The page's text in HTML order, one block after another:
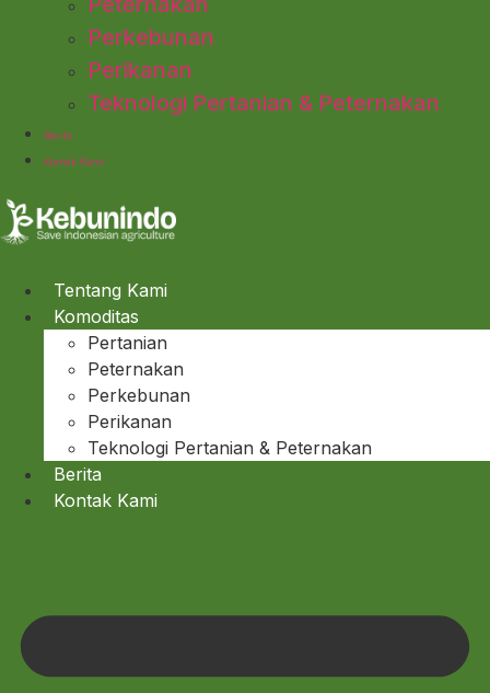
Perkebunan
Perikanan
Teknologi Pertanian & Peternakan
Berita
Kontak Kami
Tentang Kami
Komoditas
Pertanian
Peternakan
Perkebunan
Perikanan
Teknologi Pertanian & Peternakan
Berita
Kontak Kami